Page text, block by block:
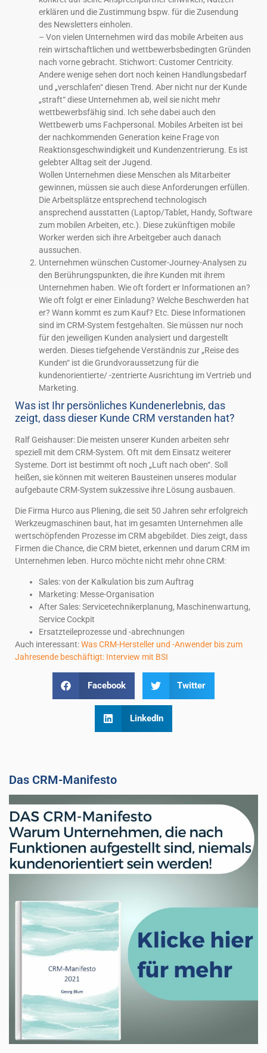
erklären und die Zustimmung bspw. für die Zusendung
des Newsletters einholen.
– Von vielen Unternehmen wird das mobile Arbeiten aus
rein wirtschaftlichen und wettbewerbsbedingten Gründen
nach vorne gebracht. Stichwort: Customer Centricity.
Andere wenige sehen dort noch keinen Handlungsbedarf
und „verschlafen“ diesen Trend. Aber nicht nur der Kunde
„straft“ diese Unternehmen ab, weil sie nicht mehr
wettbewerbsfähig sind. Ich sehe dabei auch den
Wettbewerb ums Fachpersonal. Mobiles Arbeiten ist bei
der nachkommenden Generation keine Frage von
Reaktionsgeschwindigkeit und Kundenzentrierung. Es ist
gelebter Alltag seit der Jugend.
Wollen Unternehmen diese Menschen als Mitarbeiter
gewinnen, müssen sie auch diese Anforderungen erfüllen.
Die Arbeitsplätze entsprechend technologisch
ansprechend ausstatten (Laptop/Tablet, Handy, Software
zum mobilen Arbeiten, etc.). Diese zukünftigen mobile
Worker werden sich ihre Arbeitgeber auch danach
aussuchen.
Unternehmen wünschen Customer-Journey-Analysen zu
den Berührungspunkten, die ihre Kunden mit ihrem
Unternehmen haben. Wie oft fordert er Informationen an?
Wie oft folgt er einer Einladung? Welche Beschwerden hat
er? Wann kommt es zum Kauf? Etc. Diese Informationen
sind im CRM-System festgehalten. Sie müssen nur noch
für den jeweiligen Kunden analysiert und dargestellt
werden. Dieses tiefgehende Verständnis zur „Reise des
Kunden“ ist die Grundvoraussetzung für die
kundenorientierte/ -zentrierte Ausrichtung im Vertrieb und
Marketing.
Was ist Ihr persönliches Kundenerlebnis, das
zeigt, dass dieser Kunde CRM verstanden hat?
Ralf Geishauser: Die meisten unserer Kunden arbeiten sehr
speziell mit dem CRM-System. Oft mit dem Einsatz weiterer
Systeme. Dort ist bestimmt oft noch „Luft nach oben“. Soll
heißen, sie können mit weiteren Bausteinen unseres modular
aufgebaute CRM-System sukzessive ihre Lösung ausbauen.
Die Firma Hurco aus Pliening, die seit 50 Jahren sehr erfolgreich
Werkzeugmaschinen baut, hat im gesamten Unternehmen alle
wertschöpfenden Prozesse im CRM abgebildet. Dies zeigt, dass
Firmen die Chance, die CRM bietet, erkennen und darum CRM im
Unternehmen leben. Hurco möchte nicht mehr ohne CRM:
Sales: von der Kalkulation bis zum Auftrag
Marketing: Messe-Organisation
After Sales: Servicetechnikerplanung, Maschinenwartung,
Service Cockpit
Ersatzteileprozesse und -abrechnungen
Auch interessant:Was CRM-Hersteller und -Anwender bis zum
Jahresende beschäftigt: Interview mit BSI
Facebook Twitter
LinkedIn
Das CRM-Manifesto